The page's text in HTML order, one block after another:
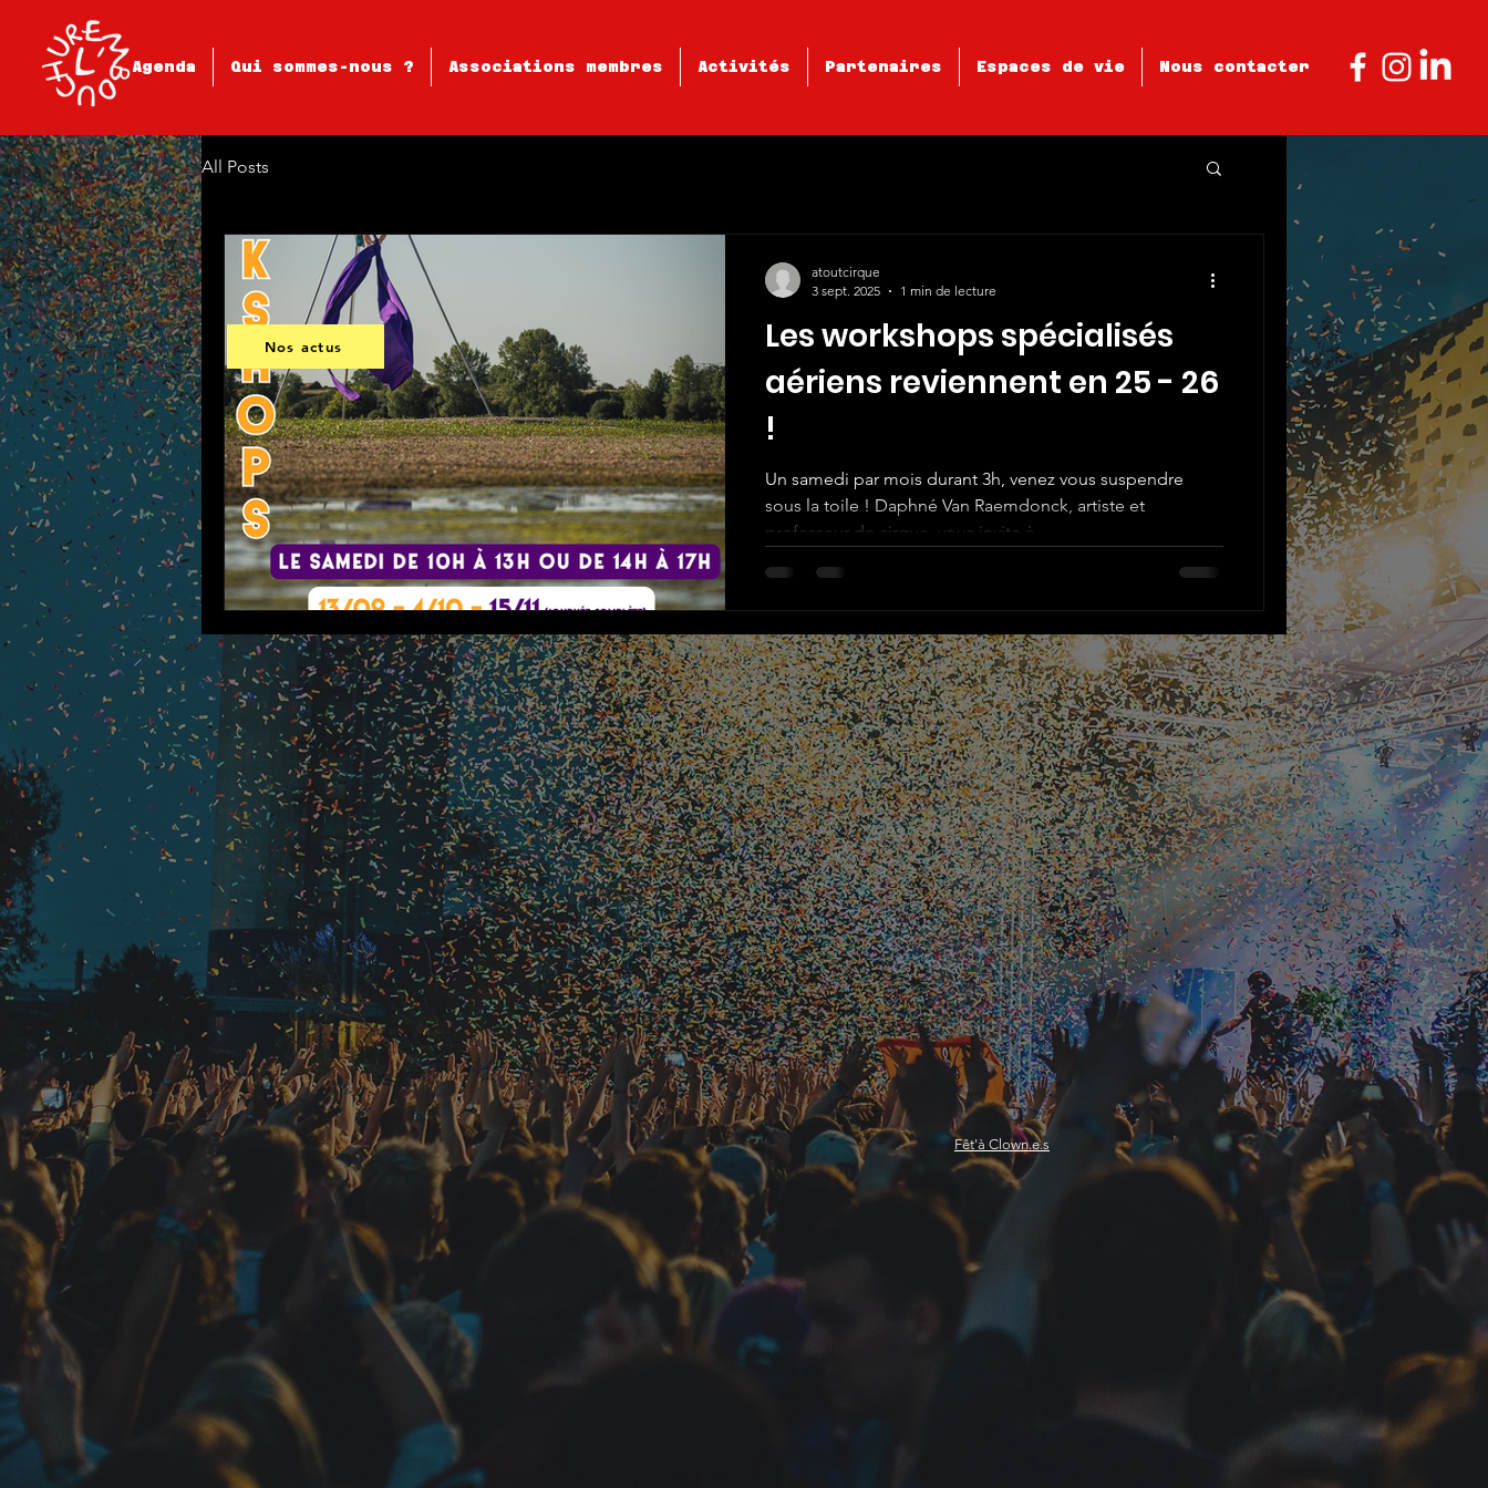
Agenda Qui sommes-nous ? Associations membres Activités Partenaires Espaces de vie Nous contacter
All Posts
Les workshops spécialisés
aériens reviennent en 25 - 26
!
Un samedi par mois durant 3h, venez vous suspendre
sous la toile ! Daphné Van Raemdonck, artiste et
professeur de cirque, vous invite à...
atoutcirque
3 sept. 2025
1 min de lecture
Nos actus
Fêt'à Clown.e.s